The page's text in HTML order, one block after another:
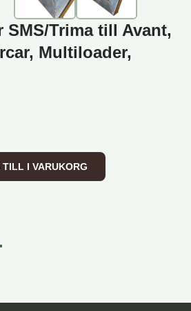
SMS/Trima till Avant,
Multiloader,
till Avant, Multione, Norcar,
TILL I VARUKORG